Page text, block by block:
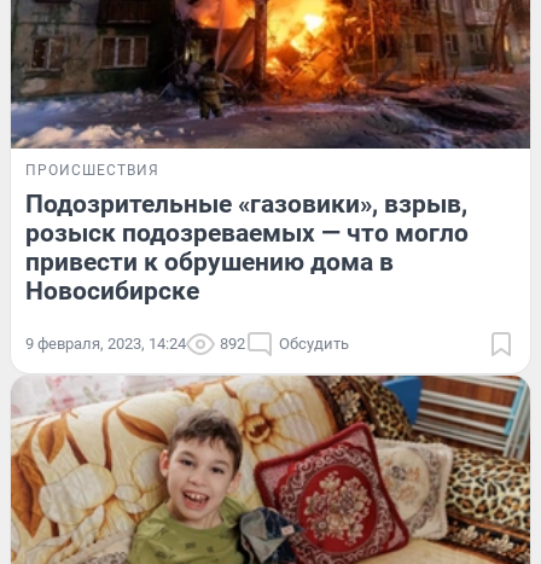
ПРОИСШЕСТВИЯ
Подозрительные «газовики», взрыв,
розыск подозреваемых — что могло
привести к обрушению дома в
Новосибирске
9 февраля, 2023, 14:24 892 Обсудить